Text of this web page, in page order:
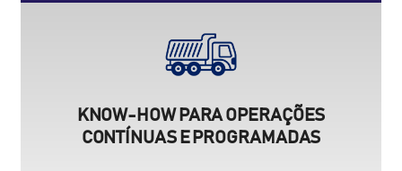
KNOW-HOW PARA OPERAÇÕES
CONTÍNUAS E PROGRAMADAS